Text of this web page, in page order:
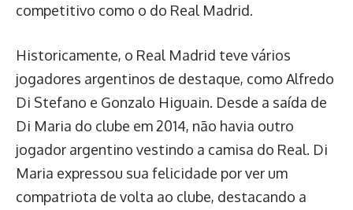
competitivo como o do Real Madrid.
Historicamente, o Real Madrid teve vários
jogadores argentinos de destaque, como Alfredo
Di Stefano e Gonzalo Higuain. Desde a saída de
Di Maria do clube em 2014, não havia outro
jogador argentino vestindo a camisa do Real. Di
Maria expressou sua felicidade por ver um
compatriota de volta ao clube, destacando a